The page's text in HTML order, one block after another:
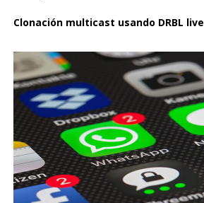
Clonación multicast usando DRBL live